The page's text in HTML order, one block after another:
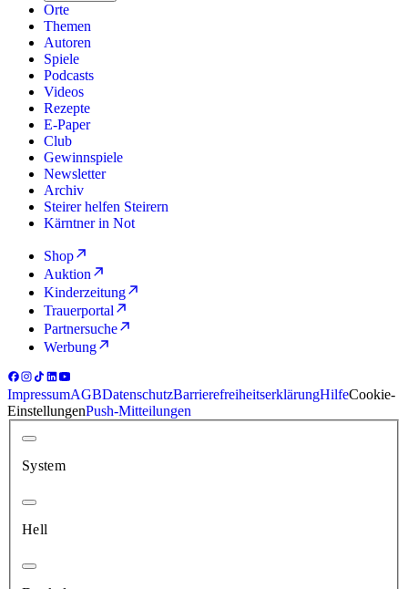
Orte
Themen
Autoren
Spiele
Podcasts
Videos
Rezepte
E-Paper
Club
Gewinnspiele
Newsletter
Archiv
Steirer helfen Steirern
Kärntner in Not
Shop
Auktion
Kinderzeitung
Trauerportal
Partnersuche
Werbung
ImpressumAGBDatenschutzBarrierefreiheitserklärungHilfeCookie-
EinstellungenPush-Mitteilungen
System
Hell